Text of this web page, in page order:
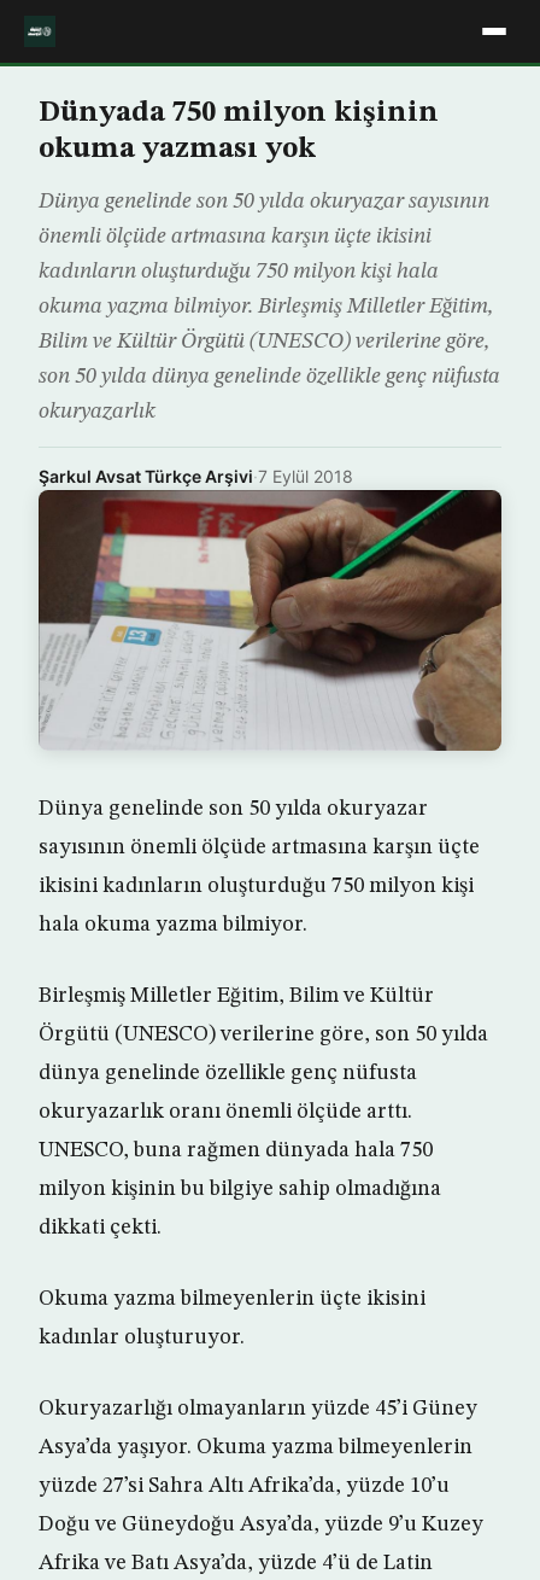
Dünyada 750 milyon kişinin
okuma yazması yok
Dünya genelinde son 50 yılda okuryazar sayısının
önemli ölçüde artmasına karşın üçte ikisini
kadınların oluşturduğu 750 milyon kişi hala
okuma yazma bilmiyor. Birleşmiş Milletler Eğitim,
Bilim ve Kültür Örgütü (UNESCO) verilerine göre,
son 50 yılda dünya genelinde özellikle genç nüfusta
okuryazarlık
Şarkul Avsat Türkçe Arşivi·7 Eylül 2018
Dünya genelinde son 50 yılda okuryazar
sayısının önemli ölçüde artmasına karşın üçte
ikisini kadınların oluşturduğu 750 milyon kişi
hala okuma yazma bilmiyor.
Birleşmiş Milletler Eğitim, Bilim ve Kültür
Örgütü (UNESCO) verilerine göre, son 50 yılda
dünya genelinde özellikle genç nüfusta
okuryazarlık oranı önemli ölçüde arttı.
UNESCO, buna rağmen dünyada hala 750
milyon kişinin bu bilgiye sahip olmadığına
dikkati çekti.
Okuma yazma bilmeyenlerin üçte ikisini
kadınlar oluşturuyor.
Okuryazarlığı olmayanların yüzde 45’i Güney
Asya’da yaşıyor. Okuma yazma bilmeyenlerin
yüzde 27’si Sahra Altı Afrika’da, yüzde 10’u
Doğu ve Güneydoğu Asya’da, yüzde 9’u Kuzey
Afrika ve Batı Asya’da, yüzde 4’ü de Latin